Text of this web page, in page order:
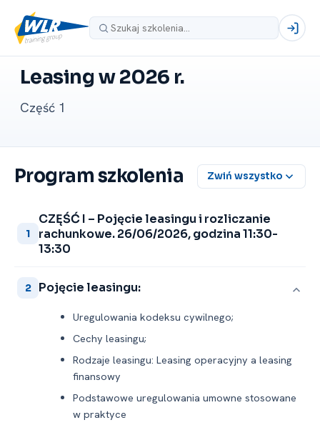
Leasing w 2026 r.
Część 1
Program szkolenia Zwiń wszystko
1
CZĘŚĆ I – Pojęcie leasingu i rozliczanie
rachunkowe. 26/06/2026, godzina 11:30-
13:30
2 Pojęcie leasingu:
Uregulowania kodeksu cywilnego;
Cechy leasingu;
Rodzaje leasingu: Leasing operacyjny a leasing
finansowy
Podstawowe uregulowania umowne stosowane
w praktyce